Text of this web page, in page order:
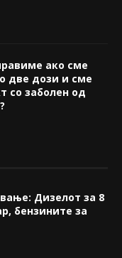
ако сме
две дози и сме
со заболен од
Дизелот за 8
бензините за